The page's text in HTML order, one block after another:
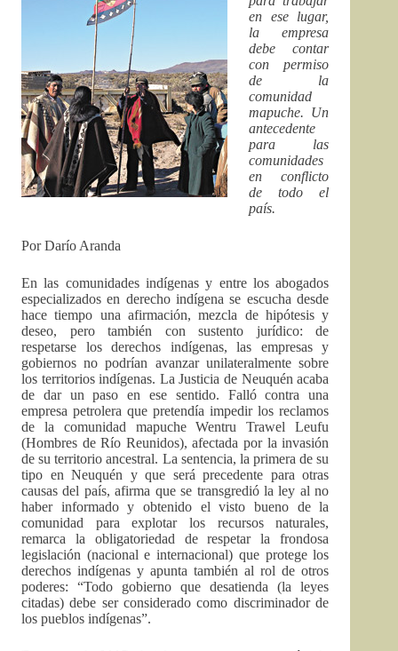
en ese lugar,
la empresa
debe contar
con permiso
de la
comunidad
mapuche. Un
antecedente
para las
comunidades
en conflicto
de todo el
país.
Por Darío Aranda
En las comunidades indígenas y entre los abogados
especializados en derecho indígena se escucha desde
hace tiempo una afirmación, mezcla de hipótesis y
deseo, pero también con sustento jurídico: de
respetarse los derechos indígenas, las empresas y
gobiernos no podrían avanzar unilateralmente sobre
los territorios indígenas. La Justicia de Neuquén acaba
de dar un paso en ese sentido. Falló contra una
empresa petrolera que pretendía impedir los reclamos
de la comunidad mapuche Wentru Trawel Leufu
(Hombres de Río Reunidos), afectada por la invasión
de su territorio ancestral. La sentencia, la primera de su
tipo en Neuquén y que será precedente para otras
causas del país, afirma que se transgredió la ley al no
haber informado y obtenido el visto bueno de la
comunidad para explotar los recursos naturales,
remarca la obligatoriedad de respetar la frondosa
legislación (nacional e internacional) que protege los
derechos indígenas y apunta también al rol de otros
poderes: “Todo gobierno que desatienda (la leyes
citadas) debe ser considerado como discriminador de
los pueblos indígenas”.